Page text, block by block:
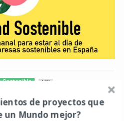
Sostenible 409
46
de proyectos que
un Mundo mejor?